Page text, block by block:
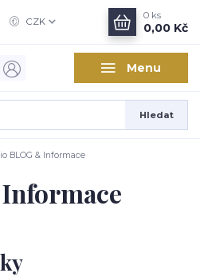
Menu
CZK
Hledat
0 ks
0,00 Kč
BLOG & Informace